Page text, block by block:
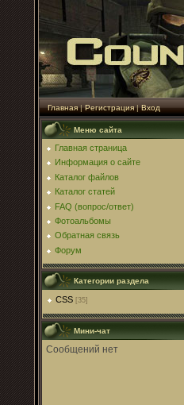
Главная|Регистрация|Вход
Меню сайта
Главная страница
Информация о сайте
Каталог файлов
Каталог статей
FAQ (вопрос/ответ)
Фотоальбомы
Обратная связь
Форум
Категории раздела
CSS [35]
Мини-чат